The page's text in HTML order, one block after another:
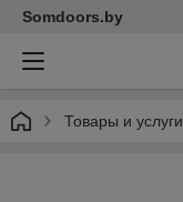
Somdoors.by
Товары и услуги